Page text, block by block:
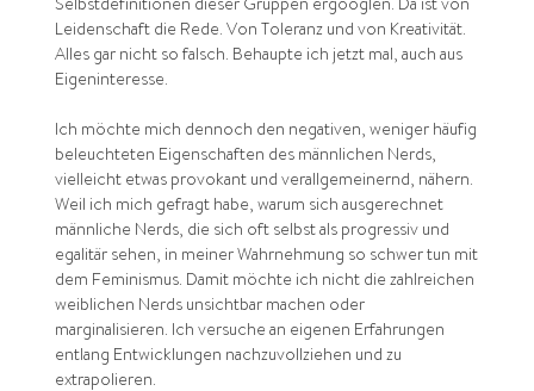
Selbstdefinitionen dieser Gruppen ergooglen. Da ist von
Leidenschaft die Rede. Von Toleranz und von Kreativität.
Alles gar nicht so falsch. Behaupte ich jetzt mal, auch aus
Eigeninteresse.
Ich möchte mich dennoch den negativen, weniger häufig
beleuchteten Eigenschaften des männlichen Nerds,
vielleicht etwas provokant und verallgemeinernd, nähern.
Weil ich mich gefragt habe, warum sich ausgerechnet
männliche Nerds, die sich oft selbst als progressiv und
egalitär sehen, in meiner Wahrnehmung so schwer tun mit
dem Feminismus. Damit möchte ich nicht die zahlreichen
weiblichen Nerds unsichtbar machen oder
marginalisieren. Ich versuche an eigenen Erfahrungen
entlang Entwicklungen nachzuvollziehen und zu
extrapolieren.